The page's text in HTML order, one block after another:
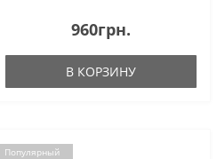
качественных материалов,
поэтому может выдержать
тяговое усилие до 5 тонн. При..
960грн.
В КОРЗИНУ
Популярный